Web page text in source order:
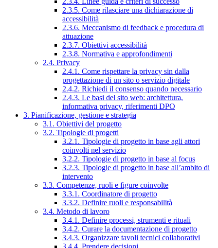
2.3.5. Come rilasciare una dichiarazione di
accessibilità
2.3.6. Meccanismo di feedback e procedura di
attuazione
2.3.7. Obiettivi accessibilità
2.3.8. Normativa e approfondimenti
2.4. Privacy
2.4.1. Come rispettare la privacy sin dalla
progettazione di un sito o servizio digitale
2.4.2. Richiedi il consenso quando necessario
2.4.3. Le basi del sito web: architettura,
informativa privacy, riferimenti DPO
3. Pianificazione, gestione e strategia
3.1. Obiettivi del progetto
3.2. Tipologie di progetti
3.2.1. Tipologie di progetto in base agli attori
coinvolti nel servizio
3.2.2. Tipologie di progetto in base al focus
3.2.3. Tipologie di progetto in base all’ambito di
intervento
3.3. Competenze, ruoli e figure coinvolte
3.3.1. Coordinatore di progetto
3.3.2. Definire ruoli e responsabilità
3.4. Metodo di lavoro
3.4.1. Definire processi, strumenti e rituali
3.4.2. Curare la documentazione di progetto
3.4.3. Organizzare tavoli tecnici collaborativi
3.4.4. Prendere decisioni